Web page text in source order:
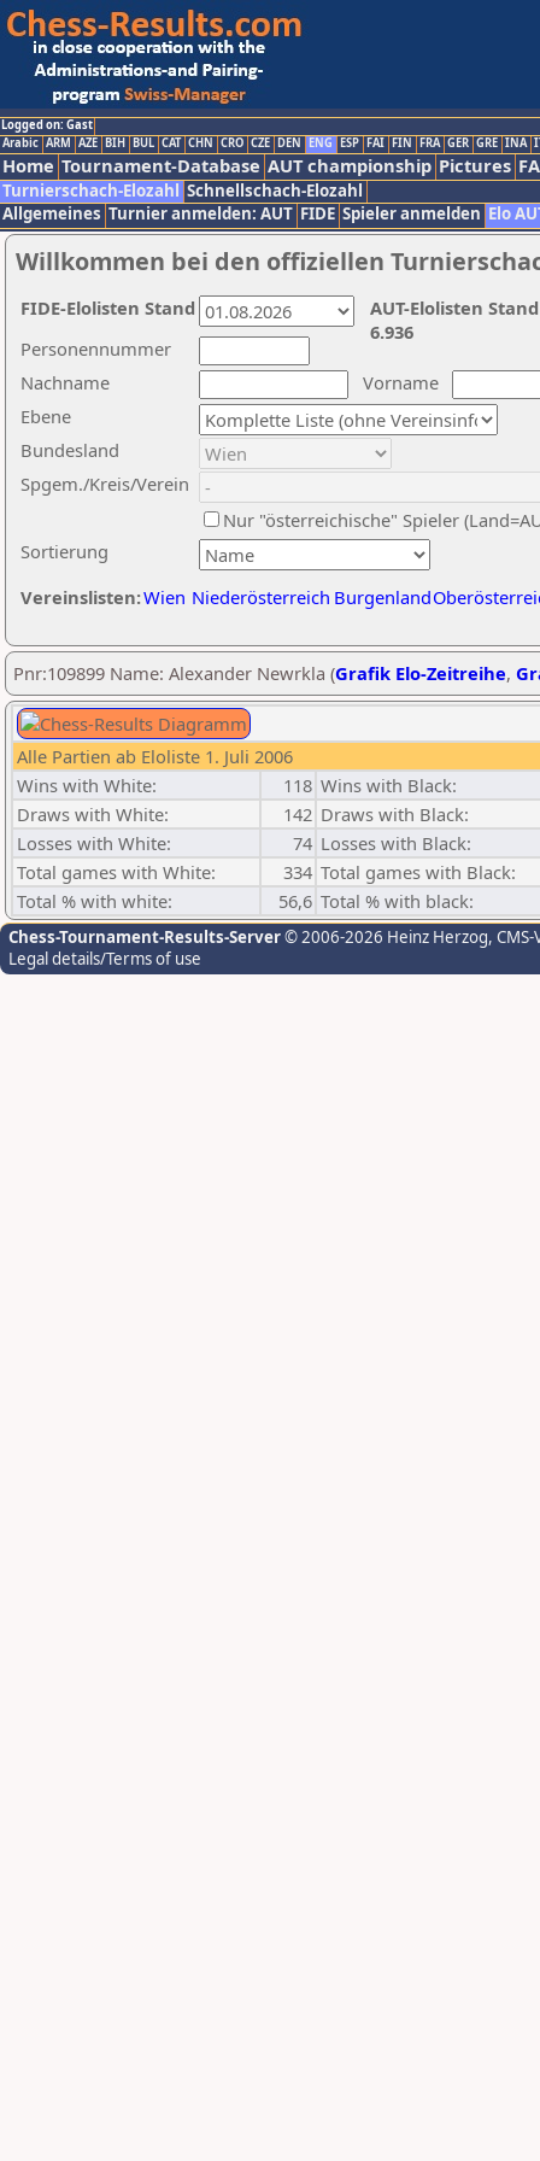
Logged on: Gast
Arabic ARM AZE BIH BUL CAT CHN CRO CZE DEN ENG ESP FAI FIN FRA GER GRE INA
Home Tournament-Database AUT championship Pictures
Turnierschach-Elozahl Schnellschach-Elozahl
Allgemeines Turnier anmelden: AUT FIDE Spieler anmelden Elo
Willkommen bei den offiziellen
Nachname
Vorname
Ebene
Sortierung
Personennummer
Bundesland
Spgem./Kreis/Verein
Nur "österreichische" Spieler
Vereinslisten:Wien Niederösterreich Burgenland
AUT-Elolisten
6.936
FIDE-Elolisten Stand
Pnr:109899 Name: Alexander Newrkla (Grafik Elo-Zeitreihe,
Alle Partien ab Eloliste 1. Juli 2006
Wins with White:
118 Wins with Black:
Draws with White:
142 Draws with Black:
Losses with White:
74 Losses with Black:
Total games with White:
334 Total games with Black:
Total % with white:
56,6 Total % with black:
Chess-Tournament-Results-Server© 2006-2026 Heinz Herzog,
Legal details/Terms of use